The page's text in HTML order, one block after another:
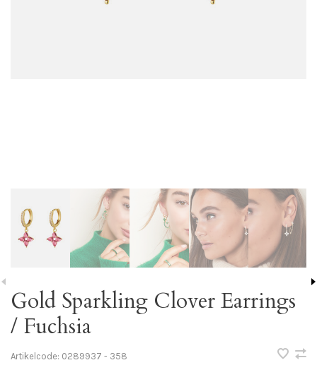
Gold Sparkling Clover Earrings
/ Fuchsia
Artikelcode: 0289937 - 358